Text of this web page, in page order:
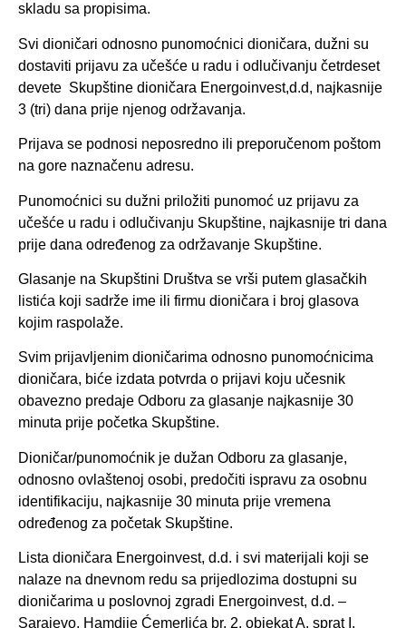
skladu sa propisima.
Svi dioničari odnosno punomoćnici dioničara, dužni su
dostaviti prijavu za učešće u radu i odlučivanju četrdeset
devete Skupštine dioničara Energoinvest,d.d, najkasnije
3 (tri) dana prije njenog održavanja.
Prijava se podnosi neposredno ili preporučenom poštom
na gore naznačenu adresu.
Punomoćnici su dužni priložiti punomoć uz prijavu za
učešće u radu i odlučivanju Skupštine, najkasnije tri dana
prije dana određenog za održavanje Skupštine.
Glasanje na Skupštini Društva se vrši putem glasačkih
listića koji sadrže ime ili firmu dioničara i broj glasova
kojim raspolaže.
Svim prijavljenim dioničarima odnosno punomoćnicima
dioničara, biće izdata potvrda o prijavi koju učesnik
obavezno predaje Odboru za glasanje najkasnije 30
minuta prije početka Skupštine.
Dioničar/punomoćnik je dužan Odboru za glasanje,
odnosno ovlaštenoj osobi, predočiti ispravu za osobnu
identifikaciju, najkasnije 30 minuta prije vremena
određenog za početak Skupštine.
Lista dioničara Energoinvest, d.d. i svi materijali koji se
nalaze na dnevnom redu sa prijedlozima dostupni su
dioničarima u poslovnoj zgradi Energoinvest, d.d. –
Sarajevo, Hamdije Ćemerlića br. 2, objekat A, sprat I,